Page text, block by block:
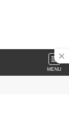
MENU